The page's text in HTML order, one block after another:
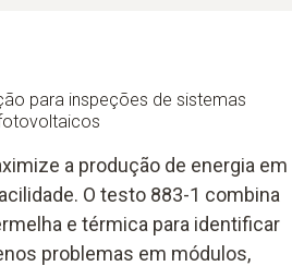
para inspeções de sistemas
a produção de energia em
O testo 883-1 combina
e térmica para identificar
problemas em módulos,